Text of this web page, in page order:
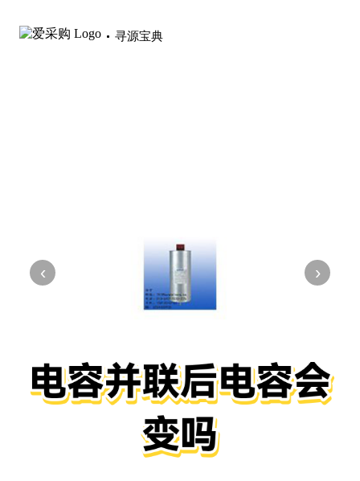
寻源宝典
‹ ›